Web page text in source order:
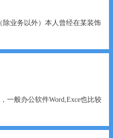
业务以外）本人曾经在某装饰
一般办公软件Word,Exce也比较